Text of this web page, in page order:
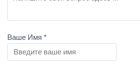
Ваше Имя *